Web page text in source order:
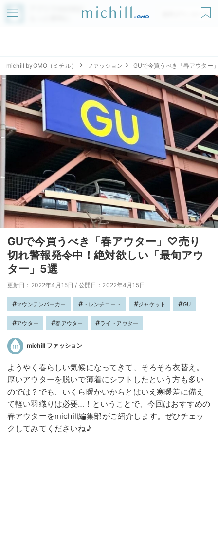
アプリでmichillが
無料ダウンロード
michill byGMO（ミチル） ファッション GUで今買うべき「春アウター
GUで今買うべき「春アウター」♡売り
切れ警報発令中！絶対欲しい「最旬アウ
ター」5選
更新日：2022年4月15日 / 公開日：2022年4月15日
マウンテンパーカー トレンチコート ジャケット GU
アウター 春アウター ライトアウター
michill ファッション
ようやく春らしい気候になってきて、そろそろ衣替え。
厚いアウターを脱いで薄着にシフトしたという方も多い
のでは？でも、いくら暖かいからとはいえ寒暖差に備え
て軽い羽織りは必要…！ということで、今回はおすすめの
春アウターをmichill編集部がご紹介します。ぜひチェッ
クしてみてくださいね♪